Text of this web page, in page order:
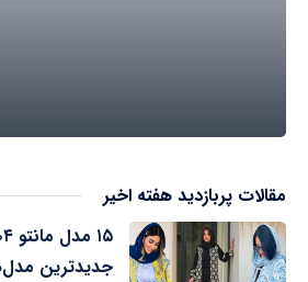
مقالات پربازدید هفته اخیر
جدیدترین